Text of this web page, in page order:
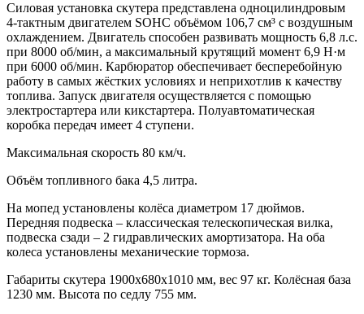
Силовая установка скутера представлена одноцилиндровым
4-тактным двигателем SOHC объёмом 106,7 см³ с воздушным
охлаждением. Двигатель способен развивать мощность 6,8 л.с.
при 8000 об/мин, а максимальный крутящий момент 6,9 Н·м
при 6000 об/мин. Карбюратор обеспечивает бесперебойную
работу в самых жёстких условиях и неприхотлив к качеству
топлива. Запуск двигателя осуществляется с помощью
электростартера или кикстартера. Полуавтоматическая
коробка передач имеет 4 ступени.
Максимальная скорость 80 км/ч.
Объём топливного бака 4,5 литра.
На мопед установлены колёса диаметром 17 дюймов.
Передняя подвеска – классическая телескопическая вилка,
подвеска сзади – 2 гидравлических амортизатора. На оба
колеса установлены механические тормоза.
Габариты скутера 1900х680х1010 мм, вес 97 кг. Колёсная база
1230 мм. Высота по седлу 755 мм.